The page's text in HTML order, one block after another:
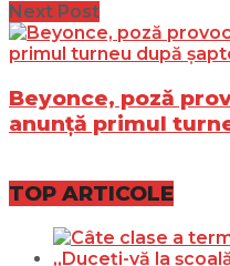
Next Post
Beyonce, poză
anunță primul
TOP ARTICOLE